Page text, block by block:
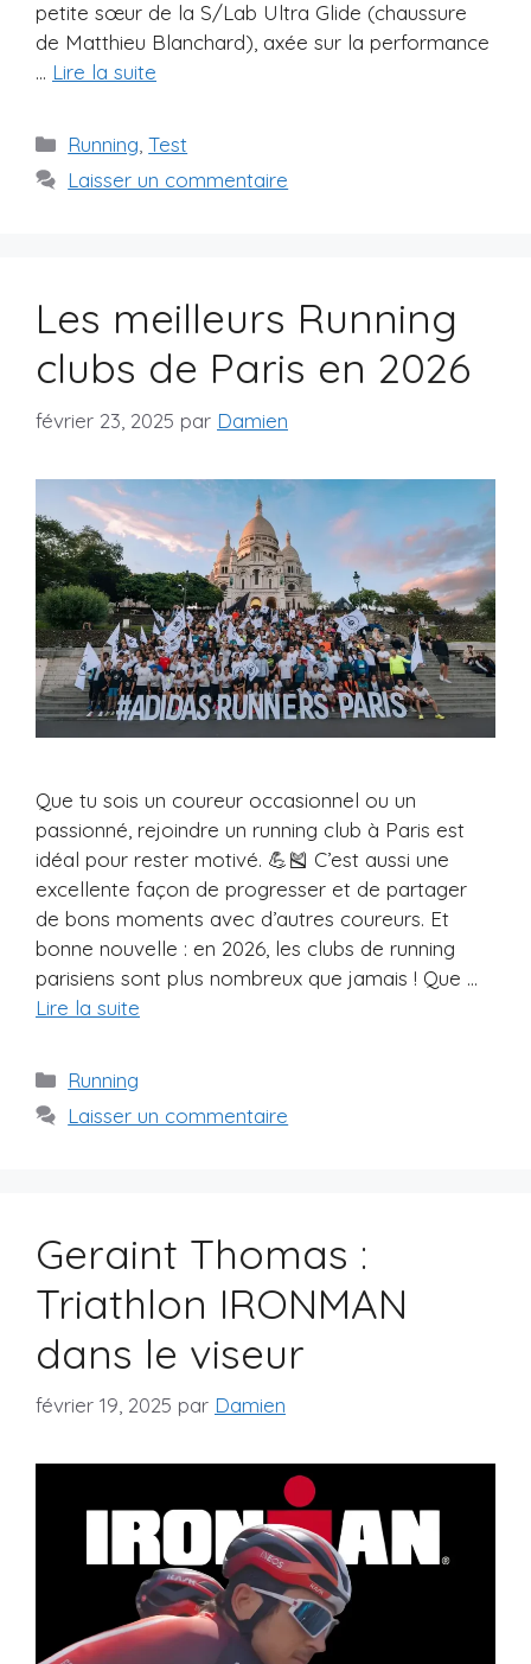
petite sœur de la S/Lab Ultra Glide (chaussure
de Matthieu Blanchard), axée sur la performance
… Lire la suite
Catégories
Running ,Test
Laisser un commentaire
Les meilleurs Running
clubs de Paris en 2026
février 23, 2025 par Damien
Que tu sois un coureur occasionnel ou un
passionné, rejoindre un running club à Paris est
idéal pour rester motivé. 💪🎽 C’est aussi une
excellente façon de progresser et de partager
de bons moments avec d’autres coureurs. Et
bonne nouvelle : en 2026, les clubs de running
parisiens sont plus nombreux que jamais ! Que …
Lire la suite
Catégories
Running
Laisser un commentaire
Geraint Thomas :
Triathlon IRONMAN
dans le viseur
février 19, 2025 par Damien